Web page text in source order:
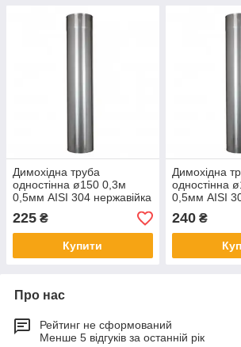
Димохідна труба
одностінна ø150 0,3м
0,5мм AISI 304 нержавійка
225 ₴
Купити
Димохідна
одностінна
0,5мм AISI
240₴
Про нас
Рейтинг не сформований
Менше 5 відгуків за останній рік